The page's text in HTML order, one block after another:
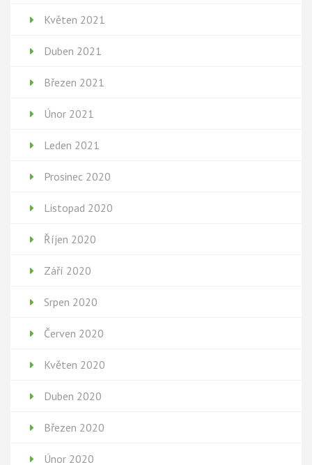
Květen 2021
Duben 2021
Březen 2021
Únor 2021
Leden 2021
Prosinec 2020
Listopad 2020
Říjen 2020
Září 2020
Srpen 2020
Červen 2020
Květen 2020
Duben 2020
Březen 2020
Únor 2020